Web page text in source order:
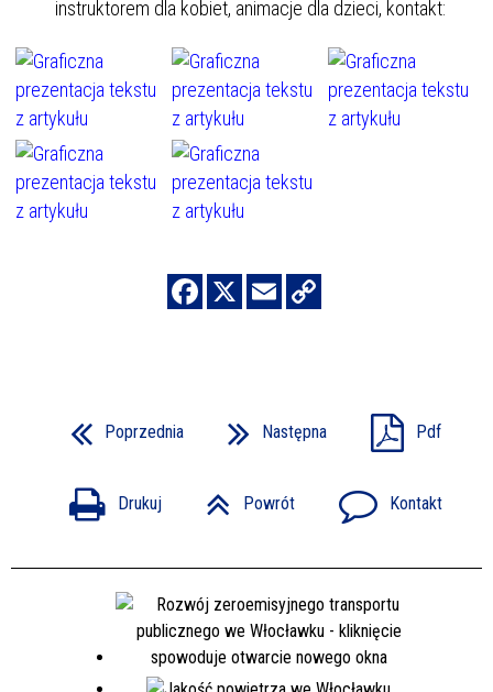
instruktorem dla kobiet, animacje dla dzieci, kontakt:
Poprzednia Następna Pdf
Drukuj Powrót Kontakt